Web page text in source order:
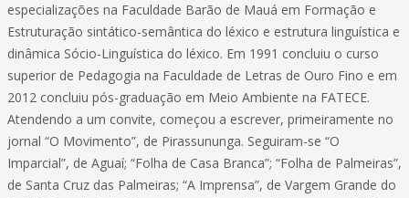
especializações na Faculdade Barão de Mauá em Formação e
Estruturação sintático-semântica do léxico e estrutura linguística e
dinâmica Sócio-Linguística do léxico. Em 1991 concluiu o curso
superior de Pedagogia na Faculdade de Letras de Ouro Fino e em
2012 concluiu pós-graduação em Meio Ambiente na FATECE.
Atendendo a um convite, começou a escrever, primeiramente no
jornal “O Movimento”, de Pirassununga. Seguiram-se “O
Imparcial”, de Aguaí; “Folha de Casa Branca”; “Folha de Palmeiras”,
de Santa Cruz das Palmeiras; “A Imprensa”, de Vargem Grande do